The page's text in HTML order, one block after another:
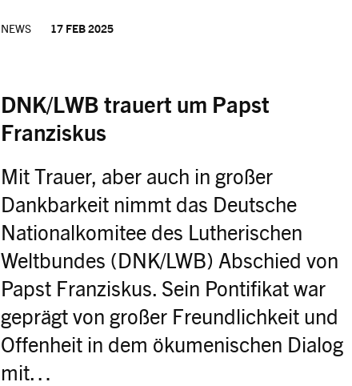
NEWS 17 FEB 2025
DNK/LWB trauert um Papst
Franziskus
Mit Trauer, aber auch in großer
Dankbarkeit nimmt das Deutsche
Nationalkomitee des Lutherischen
Weltbundes (DNK/LWB) Abschied von
Papst Franziskus. Sein Pontifikat war
geprägt von großer Freundlichkeit und
Offenheit in dem ökumenischen Dialog
mit…